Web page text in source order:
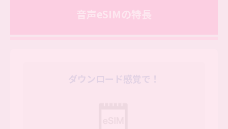
音声eSIMの特長
ダウンロード感覚で！